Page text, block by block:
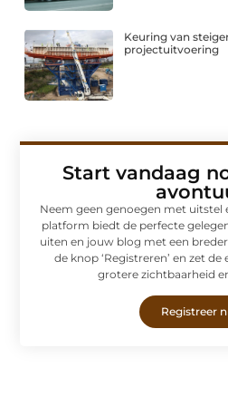
Keuring van
projectuitvoering
Start vandaag
Neem geen genoegen met uitstel
platform biedt de perfecte
uiten en jouw blog met een
de knop ‘Registreren’ en zet
grotere zichtbaarheid
Registreer